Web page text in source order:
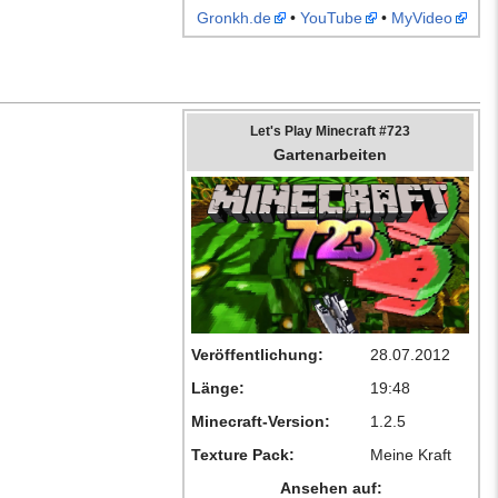
Gronkh.de
• YouTube • MyVideo
Let's Play Minecraft #723
Gartenarbeiten
Veröffentlichung:
28.07.2012
Länge:
19:48
Minecraft-Version:
1.2.5
Texture Pack:
Meine Kraft
Ansehen auf: